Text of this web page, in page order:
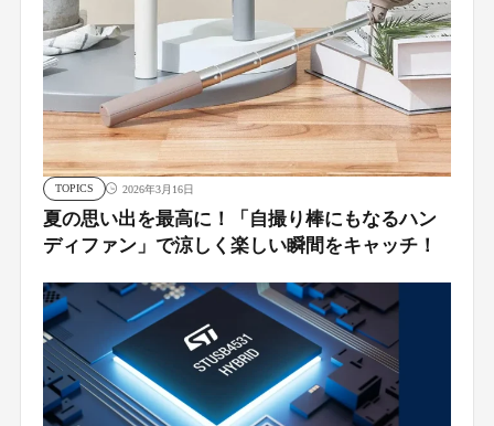
TOPICS 2026年3月16日
夏の思い出を最高に！「自撮り棒にもなるハン
ディファン」で涼しく楽しい瞬間をキャッチ！